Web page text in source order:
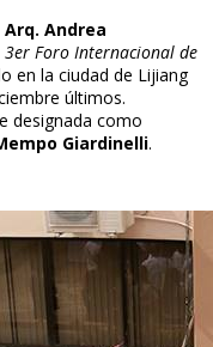
Arq. Andrea
3er Foro Internacional de
en la ciudad de Lijiang
últimos.
designada como
Giardinelli.